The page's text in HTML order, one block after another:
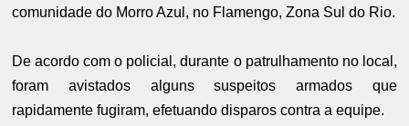
comunidade do Morro Azul, no Flamengo, Zona Sul do Rio.
De acordo com o policial, durante o patrulhamento no local,
foram avistados alguns suspeitos armados que
rapidamente fugiram, efetuando disparos contra a equipe.